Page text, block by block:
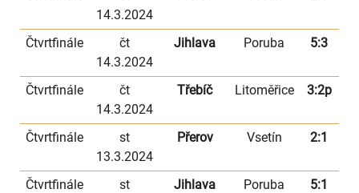
14.3.2024
Čtvrtfinále
čt
14.3.2024
Jihlava Poruba 5:3
Čtvrtfinále
čt
14.3.2024
Třebíč Litoměřice 3:2p
Čtvrtfinále
st
13.3.2024
Přerov Vsetín 2:1
Čtvrtfinále
st
Jihlava Poruba 5:1